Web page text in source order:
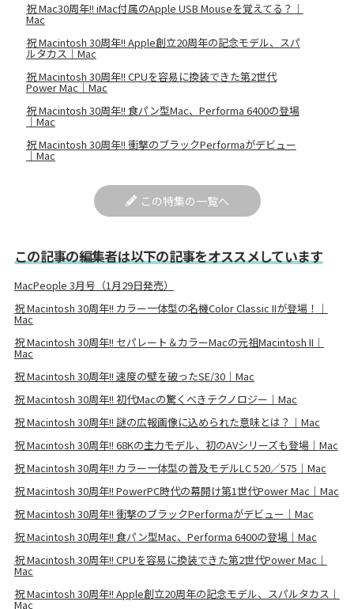
祝 Mac30周年!! iMac付属のApple USB Mouseを覚えてる？｜
Mac
祝 Macintosh 30周年!! Apple創立20周年の記念モデル、スパ
ルタカス｜Mac
祝 Macintosh 30周年!! CPUを容易に換装できた第2世代
Power Mac｜Mac
祝 Macintosh 30周年!! 食パン型Mac、Performa 6400の登場
｜Mac
祝 Macintosh 30周年!! 衝撃のブラックPerformaがデビュー
｜Mac
この特集の一覧へ
この記事の編集者は以下の記事をオススメしています
MacPeople 3月号（1月29日発売）
祝 Macintosh 30周年!! カラー一体型の名機Color Classic IIが登場！｜
Mac
祝 Macintosh 30周年!! セパレート＆カラーMacの元祖Macintosh II｜
Mac
祝 Macintosh 30周年!! 速度の壁を破ったSE/30｜Mac
祝 Macintosh 30周年!! 初代Macの驚くべきテクノロジー｜Mac
祝 Macintosh 30周年!! 謎の広報画像に込められた意味とは？｜Mac
祝 Macintosh 30周年!! 68Kの主力モデル、初のAVシリーズも登場｜Mac
祝 Macintosh 30周年!! カラー一体型の普及モデルLC 520／575｜Mac
祝 Macintosh 30周年!! PowerPC時代の幕開け第1世代Power Mac｜Mac
祝 Macintosh 30周年!! 衝撃のブラックPerformaがデビュー｜Mac
祝 Macintosh 30周年!! 食パン型Mac、Performa 6400の登場｜Mac
祝 Macintosh 30周年!! CPUを容易に換装できた第2世代Power Mac｜
Mac
祝 Macintosh 30周年!! Apple創立20周年の記念モデル、スパルタカス｜
Mac